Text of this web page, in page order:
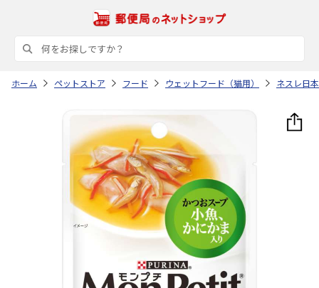
ホーム ペットストア フード ウェットフード（猫用） ネスレ日